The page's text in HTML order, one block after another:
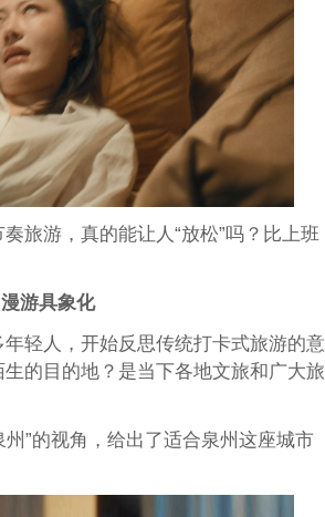
旅游，真的能让人“放松”吗？比上班
游具象化
轻人，开始反思传统打卡式旅游的意
的目的地？是当下各地文旅和广大旅
”的视角，给出了适合泉州这座城市